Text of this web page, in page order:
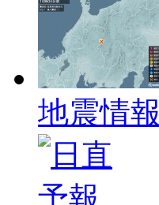
地震情報